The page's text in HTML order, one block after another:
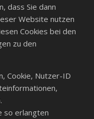
dass Sie dann
Website nutzen
Cookies bei den
zu den
Cookie, Nutzer-ID
so erlangten